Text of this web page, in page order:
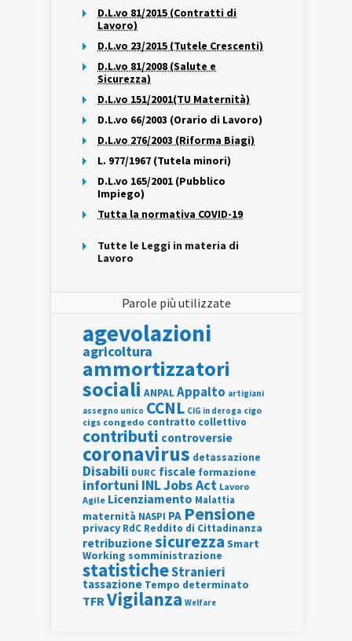
D.L.vo 81/2015 (Contratti di
Lavoro)
D.L.vo 23/2015 (Tutele Crescenti)
D.L.vo 81/2008 (Salute e
Sicurezza)
D.L.vo 151/2001(TU Maternità)
D.L.vo 66/2003 (Orario di Lavoro)
D.L.vo 276/2003 (Riforma Biagi)
L. 977/1967 (Tutela minori)
D.L.vo 165/2001 (Pubblico
Impiego)
Tutta la normativa COVID-19
Tutte le Leggi in materia di
Lavoro
Parole più utilizzate
agevolazioni
agricoltura
ammortizzatori
sociali ANPALAppalto artigiani
assegno unico CCNL CIG in deroga cigo
cigs congedo contratto collettivo
contributi controversie
coronavirus detassazione
Disabili DURC fiscale formazione
infortuni INLJobs Act Lavoro
Agile Licenziamento Malattia
maternità NASPI PA Pensione
privacy RdC Reddito di Cittadinanza
retribuzionesicurezza Smart
Working somministrazione
statisticheStranieri
tassazione Tempo determinato
TFRVigilanza Welfare